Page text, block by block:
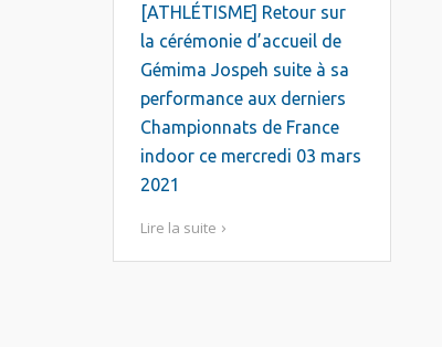
[ATHLÉTISME] Retour sur
la cérémonie d’accueil de
Gémima Jospeh suite à sa
performance aux derniers
Championnats de France
indoor ce mercredi 03 mars
2021
Lire la suite